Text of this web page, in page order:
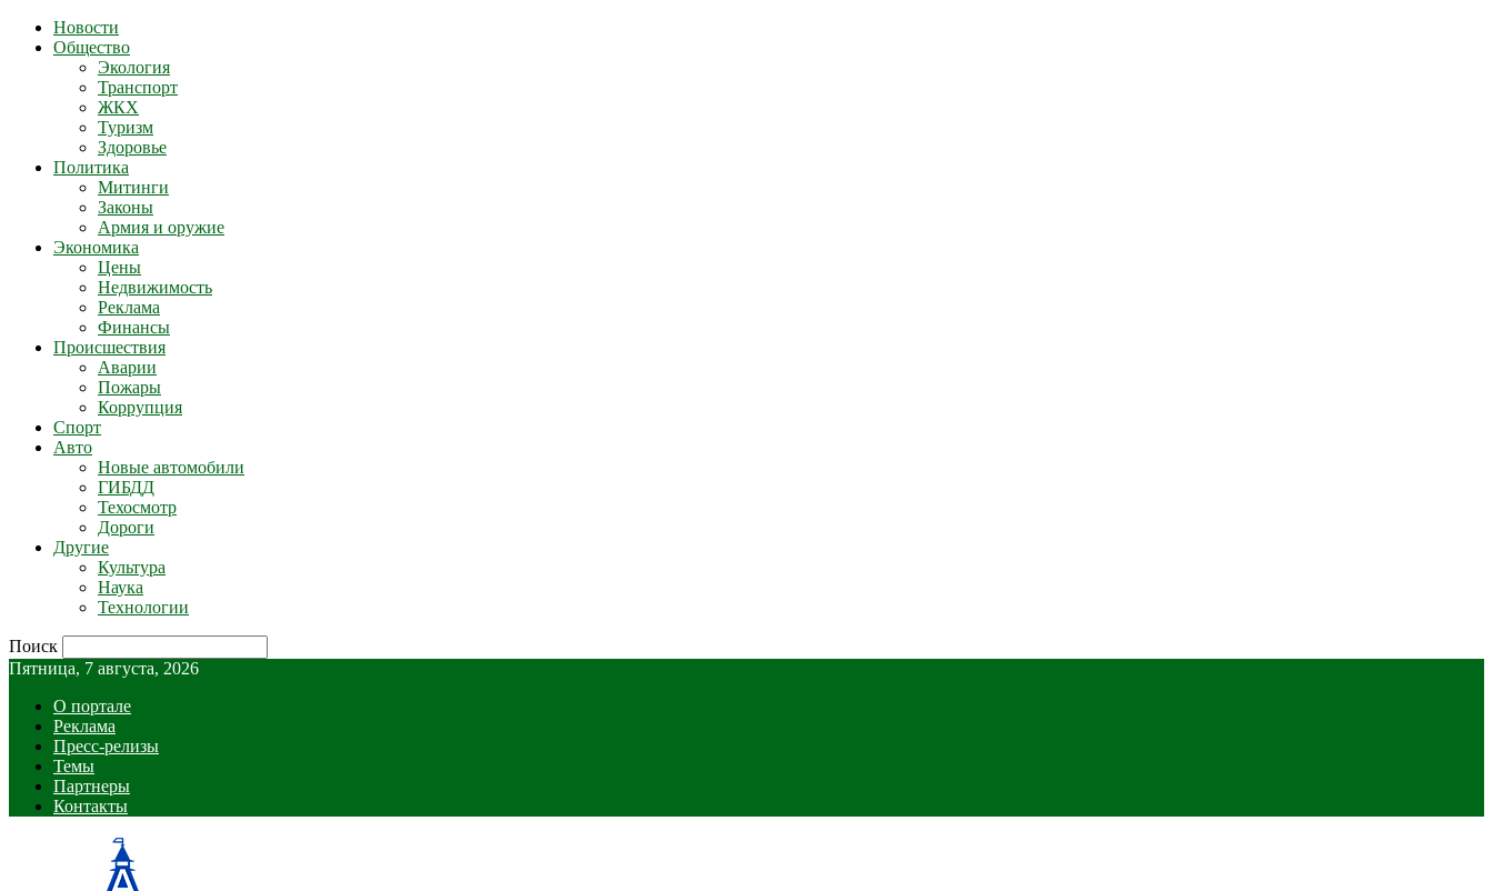
Новости
Общество
Экология
Транспорт
ЖКХ
Туризм
Здоровье
Политика
Митинги
Законы
Армия и оружие
Экономика
Цены
Недвижимость
Реклама
Финансы
Происшествия
Аварии
Пожары
Коррупция
Спорт
Авто
Новые автомобили
ГИБДД
Техосмотр
Дороги
Другие
Культура
Наука
Технологии
Поиск
Пятница, 7 августа, 2026
О портале
Реклама
Пресс-релизы
Темы
Партнеры
Контакты